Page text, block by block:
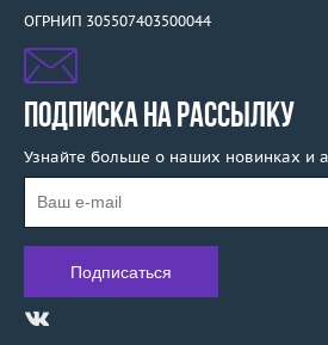
ОГРНИП 305507403500044
ПОДПИСКА НА РАССЫЛКУ
Узнайте больше о наших новинках и